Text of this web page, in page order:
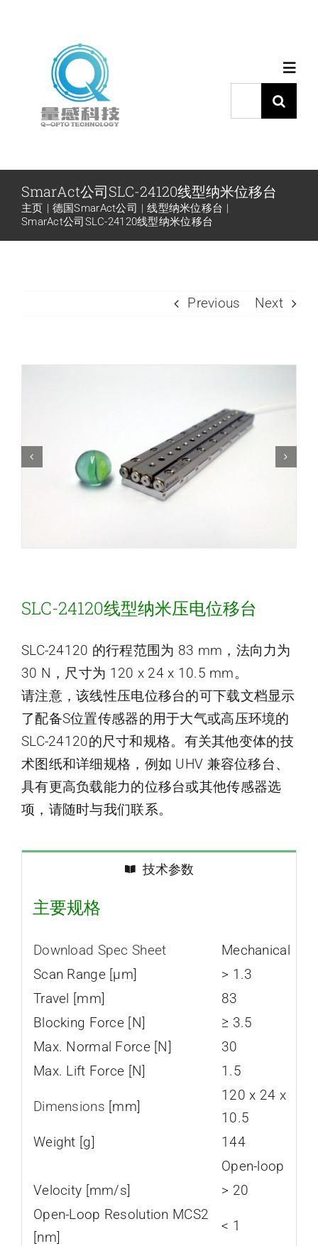
产品中心
代理品牌
联系我们
索：
SmarAct公司SLC-24120线型纳米位移台
主页 德国SmarAct公司
线型纳米位移台
SmarAct公司SLC-24120线型纳米位移台
Previous Next
SLC-24120线型纳米压电位移台
SLC-24120 的行程范围为 83 mm，法向力为
30 N，尺寸为 120 x 24 x 10.5 mm。
请注意，该线性压电位移台的可下载文档显示
了配备S位置传感器的用于大气或高压环境的
SLC-24120的尺寸和规格。有关其他变体的技
术图纸和详细规格，例如 UHV 兼容位移台、
具有更高负载能力的位移台或其他传感器选
项，请随时与我们联系。
技术参数
主要规格
Download Spec Sheet
Mechanical
Scan Range [µm]
> 1.3
Travel [mm]
83
Blocking Force [N]
≥ 3.5
Max. Normal Force [N]
30
Max. Lift Force [N]
1.5
Dimensions [mm]
120 x 24 x
10.5
Weight [g]
144
Open-loop
Velocity [mm/s]
> 20
Open-Loop Resolution MCS2
[nm]
< 1